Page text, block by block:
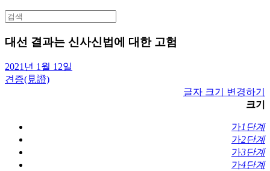
Search
for:
대선 결과는 신사신법에 대한 고험
2021년 1월 12일
견증(見證)
글자 크기 변경하기
크기
가1단계
가2단계
가3단계
가4단계